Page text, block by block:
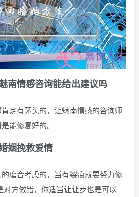
南情感咨询能给出建议吗
定有茅头的，让魅南情感的咨询师
能修复好的。
姻挽救爱情
磨合考虑的，当有裂痕就要努力修
方做错，你适当让让步也是可以